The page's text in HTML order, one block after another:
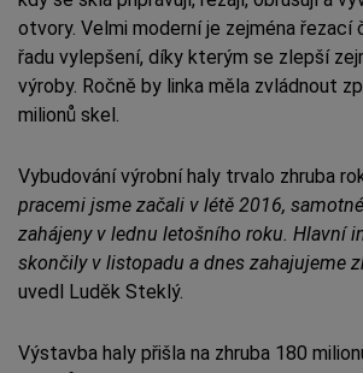
otvory. Velmi moderní je zejména řezací
řadu vylepšení, díky kterým se zlepší
výroby. Ročně by linka měla zvládnout
milionů skel.
Vybudování výrobní haly trvalo zhruba
pracemi jsme začali v létě 2016,
zahájeny v lednu letošního roku. Hlavní
skončily v listopadu a dnes zahajujeme
uvedl Luděk Steklý.
Výstavba haly přišla na zhruba 180